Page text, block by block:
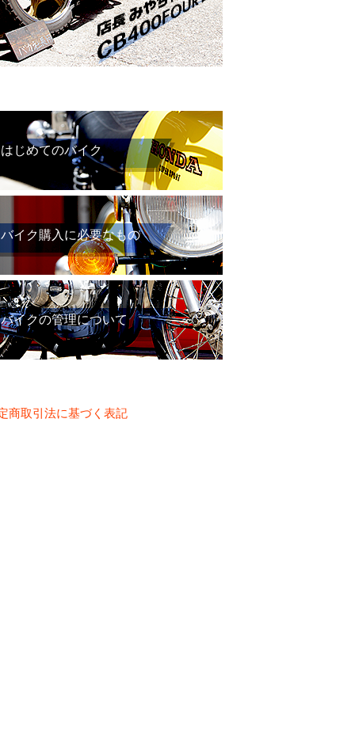
はじめてのバイク
バイク購入に必要なもの
バイクの管理について
商取引法に基づく表記